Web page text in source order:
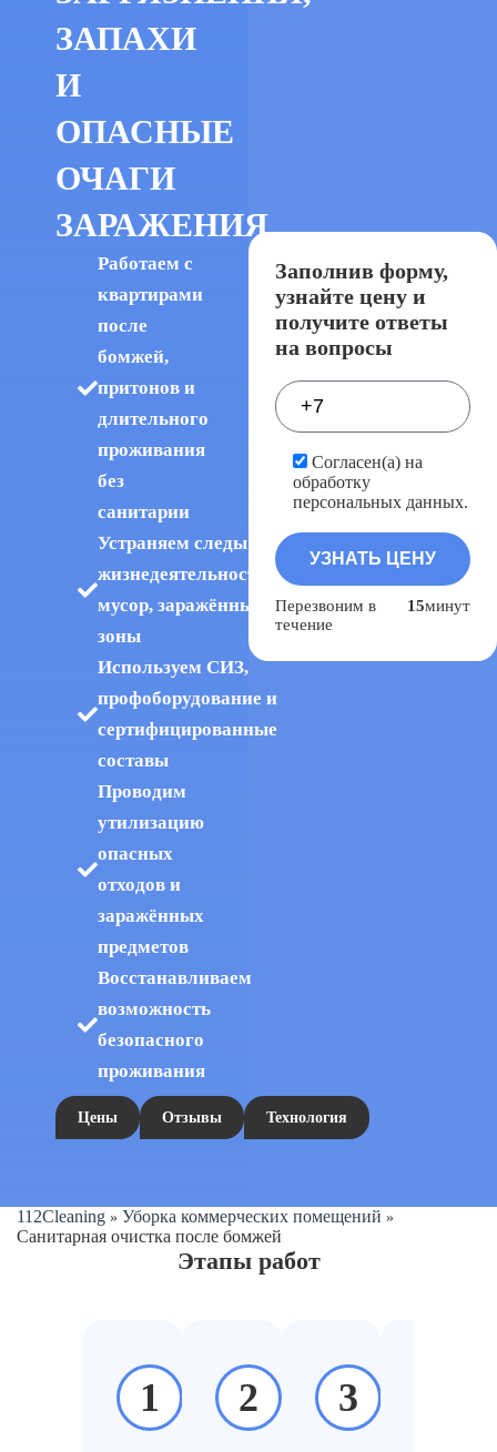
ЗАПАХИ
И
ОПАСНЫЕ
ОЧАГИ
ЗАРАЖЕНИЯ
Работаем с
квартирами
после
бомжей,
притонов и
длительного
проживания
без
санитарии
Устраняем следы
жизнедеятельности,
мусор, заражённые
зоны
Используем СИЗ,
профоборудование и
сертифицированные
составы
Проводим
утилизацию
опасных
отходов и
заражённых
предметов
Восстанавливаем
возможность
безопасного
проживания
Цены Отзывы Технология
Заполнив форму,
узнайте цену и
получите ответы
на вопросы
Согласен(а) на
обработку
персональных данных.
Перезвоним в
течение
15минут
112Cleaning » Уборка коммерческих помещений »
Санитарная очистка после бомжей
Этапы работ
1 2 3